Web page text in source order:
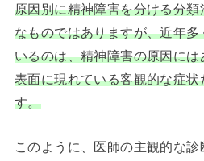
原因別に精神障害を分ける分
なものではありますが、近年
いるのは、精神障害の原因に
表面に現れている客観的な症
す。
このように、医師の主観的な